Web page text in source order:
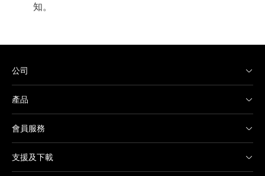
知。
公司
產品
會員服務
支援及下載